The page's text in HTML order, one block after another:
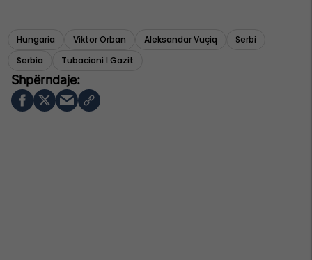
Hungaria Viktor Orban Aleksandar Vuçiq
Serbi
Serbia
Tubacioni I Gazit